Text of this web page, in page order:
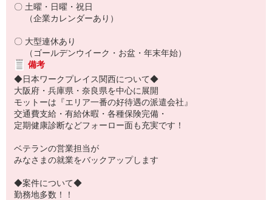
〇 土曜・日曜・祝日
（企業カレンダーあり）
〇 大型連休あり
（ゴールデンウイーク・お盆・年末年始）
備考
◆日本ワークプレイス関西について◆
大阪府・兵庫県・奈良県を中心に展開
モットーは『エリア一番の好待遇の派遣会社』
交通費支給・有給休暇・各種保険完備・
定期健康診断などフォーロー面も充実です！
ベテランの営業担当が
みなさまの就業をバックアップします
◆案件について◆
勤務地多数！！